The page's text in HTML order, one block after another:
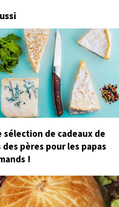
sélection de cadeaux de
pères pour les papas
!